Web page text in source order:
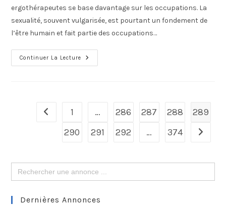
ergothérapeutes se base davantage sur les occupations. La
sexualité, souvent vulgarisée, est pourtant un fondement de
l’être humain et fait partie des occupations…
Continuer La Lecture
1 … 286 287 288
289
290
291 292 … 374
Search
for:
Dernières Annonces